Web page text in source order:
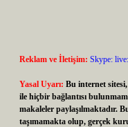
Reklam ve İletişim: Skype:
Yasal Uyarı: Bu internet
ile hiçbir bağlantısı
makaleler paylaşılmaktadır.
taşımamakta olup, gerçek